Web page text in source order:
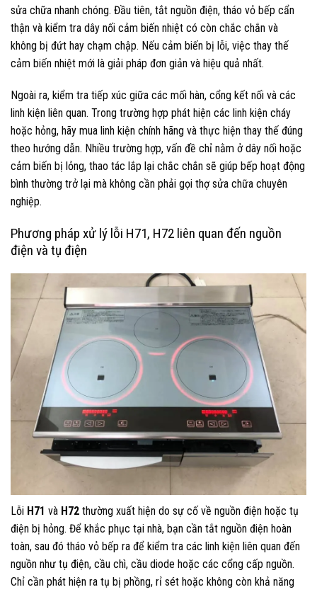
sửa chữa nhanh chóng. Đầu tiên, tắt nguồn điện, tháo vỏ bếp cẩn
thận và kiểm tra dây nối cảm biến nhiệt có còn chắc chắn và
không bị đứt hay chạm chập. Nếu cảm biến bị lỗi, việc thay thế
cảm biến nhiệt mới là giải pháp đơn giản và hiệu quả nhất.
Ngoài ra, kiểm tra tiếp xúc giữa các mối hàn, cổng kết nối và các
linh kiện liên quan. Trong trường hợp phát hiện các linh kiện cháy
hoặc hỏng, hãy mua linh kiện chính hãng và thực hiện thay thế đúng
theo hướng dẫn. Nhiều trường hợp, vấn đề chỉ nằm ở dây nối hoặc
cảm biến bị lỏng, thao tác lắp lại chắc chắn sẽ giúp bếp hoạt động
bình thường trở lại mà không cần phải gọi thợ sửa chữa chuyên
nghiệp.
Phương pháp xử lý lỗi H71, H72 liên quan đến nguồn
điện và tụ điện
Lỗi H71 và H72 thường xuất hiện do sự cố về nguồn điện hoặc tụ
điện bị hỏng. Để khắc phục tại nhà, bạn cần tắt nguồn điện hoàn
toàn, sau đó tháo vỏ bếp ra để kiểm tra các linh kiện liên quan đến
nguồn như tụ điện, cầu chì, cầu diode hoặc các cổng cấp nguồn.
Chỉ cần phát hiện ra tụ bị phồng, rỉ sét hoặc không còn khả năng